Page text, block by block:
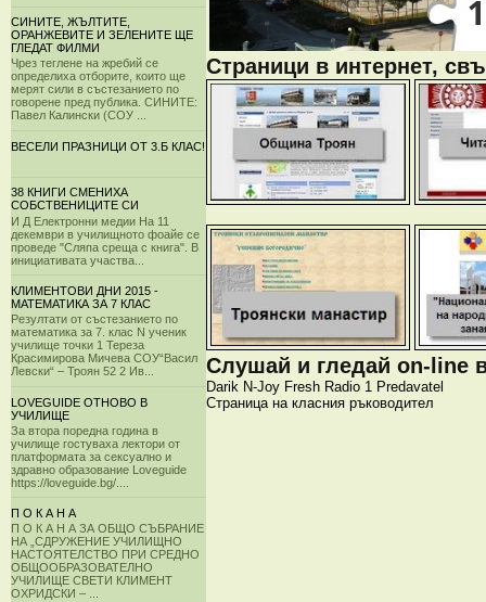
СИНИТЕ, ЖЪЛТИТЕ,
ОРАНЖЕВИТЕ И ЗЕЛЕНИТЕ ЩЕ
ГЛЕДАТ ФИЛМИ
Чрез теглене на жребий се
определиха отборите, които ще
мерят сили в състезанието по
говорене пред публика. СИНИТЕ:
Павел Калински (СОУ ...
ВЕСЕЛИ ПРАЗНИЦИ ОТ 3.Б КЛАС!
38 КНИГИ СМЕНИХА
СОБСТВЕНИЦИТЕ СИ
И Д Електронни медии На 11
декември в училищното фоайе се
проведе "Сляпа среща с книга". В
инициативата участва...
КЛИМЕНТОВИ ДНИ 2015 -
МАТЕМАТИКА ЗА 7 КЛАС
Резултати от състезанието по
математика за 7. клас N ученик
училище точки 1 Тереза
Красимирова Мичева СОУ“Васил
Левски“ – Троян 52 2 Ив...
LOVEGUIDE ОТНОВО В
УЧИЛИЩЕ
За втора поредна година в
училище гостуваха лектори от
платформата за сексуално и
здравно образование Loveguide
https://loveguide.bg/....
П О К А Н А
П О К А Н А ЗА ОБЩО СЪБРАНИЕ
НА „СДРУЖЕНИЕ УЧИЛИЩНО
НАСТОЯТЕЛСТВО ПРИ СРЕДНО
ОБЩООБРАЗОВАТЕЛНО
УЧИЛИЩЕ СВЕТИ КЛИМЕНТ
ОХРИДСКИ – ...
Страници в интернет,
Слушай и гледай on-line
Darik N-Joy Fresh Radio 1 Predavatel
Страница на класния ръководител